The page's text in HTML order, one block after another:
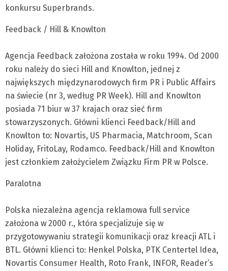
konkursu Superbrands.
Feedback / Hill & Knowlton
Agencja Feedback założona została w roku 1994. Od 2000
roku należy do sieci Hill and Knowlton, jednej z
największych międzynarodowych firm PR i Public Affairs
na świecie (nr 3, według PR Week). Hill and Knowlton
posiada 71 biur w 37 krajach oraz sieć firm
stowarzyszonych. Główni klienci Feedback/Hill and
Knowlton to: Novartis, US Pharmacia, Matchroom, Scan
Holiday, FritoLay, Rodamco. Feedback/Hill and Knowlton
jest członkiem założycielem Związku Firm PR w Polsce.
Paralotna
Polska niezależna agencja reklamowa full service
założona w 2000 r., która specjalizuje się w
przygotowywaniu strategii komunikacji oraz kreacji ATL i
BTL. Główni klienci to: Henkel Polska, PTK Centertel Idea,
Novartis Consumer Health, Roto Frank, INFOR, Reader’s